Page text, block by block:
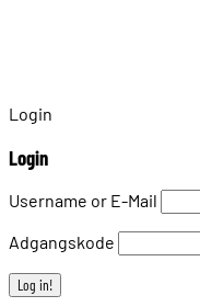
Login
Login
Username or E-Mail
Adgangskode